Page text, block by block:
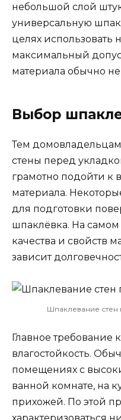
небольшой слой
универсальную
целях использовать
максимальный
материала обычно
Выбор
Тем
стены перед
грамотно подойти к
материала.
для подготовки
шпаклёвка. На самом
качества и свойств
зависит
Шпаклевание
Главное требование
влагостойкость.
помещениях с
ванной комнате, на
прихожей. По этой
характеризоваться